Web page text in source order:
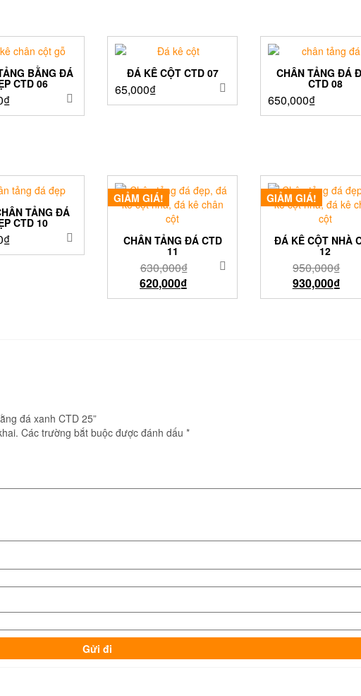
BẰNG ĐÁ
CTD 06
₫
ĐÁ KÊ CỘT CTD 07
65,000₫
CHÂN TẢNG ĐÁ
CTD 08
650,000₫
TẢNG ĐÁ
CTD 10
₫
GIẢM GIÁ!
CHÂN TẢNG ĐÁ CTD
11
630,000₫
620,000₫
GIẢM GIÁ!
ĐÁ KÊ CỘT NHÀ
12
950,000₫
930,000₫
đá xanh CTD 25”
Các trường bắt buộc được đánh dấu *